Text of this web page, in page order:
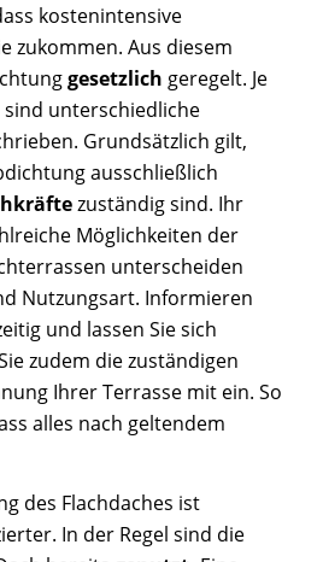
kostenintensive
zukommen. Aus diesem
gesetzlich geregelt. Je
sind unterschiedliche
Grundsätzlich gilt,
ausschließlich
zuständig sind. Ihr
Möglichkeiten der
unterscheiden
Nutzungsart. Informieren
und lassen Sie sich
zudem die zuständigen
Ihrer Terrasse mit ein. So
alles nach geltendem
des Flachdaches ist
In der Regel sind die